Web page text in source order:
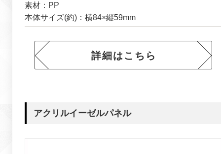
素材：PP
本体サイズ(約)：横84×縦59mm
詳細はこちら
アクリルイーゼルパネル